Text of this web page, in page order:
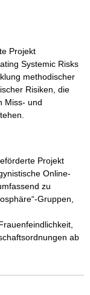
Projekt
Systemic Risks
methodischer
Risiken, die
Miss- und
Projekt
Online-
zu
Gruppen,
ab